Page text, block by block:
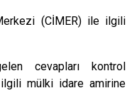
(CİMER) ile ilgili
cevapları kontrol
mülki idare amirine